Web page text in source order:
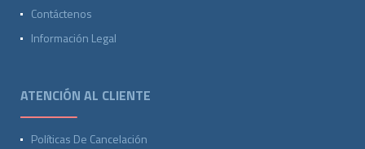
Contáctenos
Información Legal
ATENCIÓN AL CLIENTE
Políticas De Cancelación